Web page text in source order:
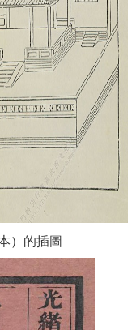
）的插圖